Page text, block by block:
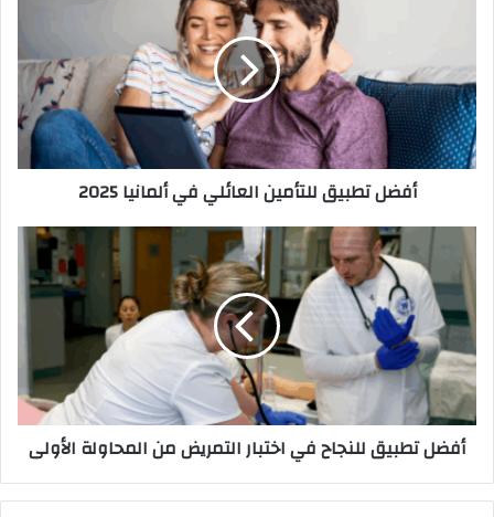
في
ألمانيا
2025
أفضل تطبيق للتأمين العائلي في ألمانيا 2025
أفضل
للنجاح
في
اختبار
التمريض
من
المحاولة
الأولى
أفضل تطبيق للنجاح في اختبار التمريض من المحاولة الأولى